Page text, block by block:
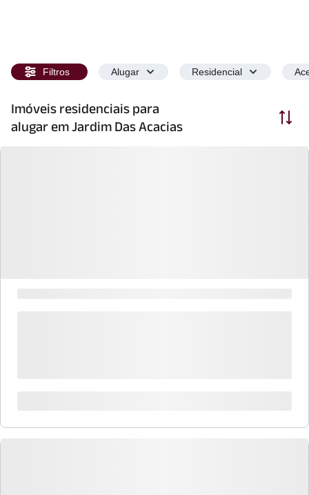
Filtros Alugar Residencial
Imóveis residenciais para
alugar em Jardim Das Acacias
Ordenar